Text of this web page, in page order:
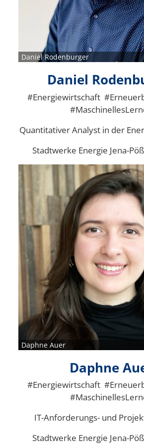
Daniel Rodenburger
Daniel
#Energiewirtschaft
Quantitativer Analyst in der
Stadtwerke Energie Jena-
Bild
Daphne Auer
Daphne
#Energiewirtschaft
IT-Anforderungs- und
Stadtwerke Energie Jena-